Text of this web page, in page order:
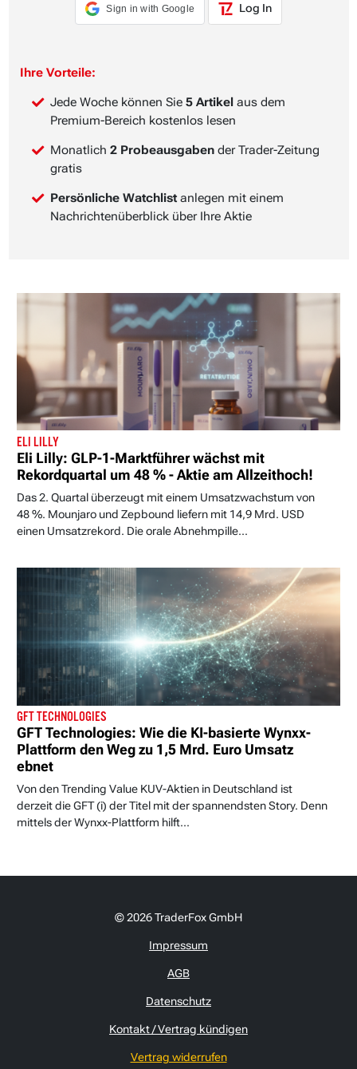
Sign in with Google Log In
Ihre Vorteile:
Jede Woche können Sie 5 Artikel aus dem
Premium-Bereich kostenlos lesen
Monatlich 2 Probeausgaben der Trader-Zeitung
gratis
Persönliche Watchlist anlegen mit einem
Nachrichtenüberblick über Ihre Aktie
ELI LILLY
Eli Lilly: GLP-1-Marktführer wächst mit
Rekordquartal um 48 % - Aktie am Allzeithoch!
Das 2. Quartal überzeugt mit einem Umsatzwachstum von
48 %. Mounjaro und Zepbound liefern mit 14,9 Mrd. USD
einen Umsatzrekord. Die orale Abnehmpille...
GFT TECHNOLOGIES
GFT Technologies: Wie die KI-basierte Wynxx-
Plattform den Weg zu 1,5 Mrd. Euro Umsatz
ebnet
Von den Trending Value KUV-Aktien in Deutschland ist
derzeit die GFT (i) der Titel mit der spannendsten Story. Denn
mittels der Wynxx-Plattform hilft...
© 2026 TraderFox GmbH
Impressum
AGB
Datenschutz
Kontakt / Vertrag kündigen
Vertrag widerrufen